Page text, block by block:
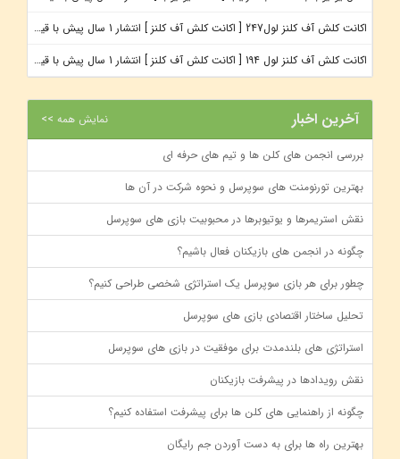
اکانت کلش آف کلنز لول247
[ اکانت کلش آف کلنز ] انتشار 1 سال پیش با قیمت : 2,100,000 تومان
اکانت کلش آف کلنز لول 194
[ اکانت کلش آف کلنز ] انتشار 1 سال پیش با قیمت : 600,000 تومان
آخرین اخبار نمایش همه >>
بررسی انجمن‌ های کلن‌ ها و تیم‌ های حرفه‌ ای
بهترین تورنومنت‌ های سوپرسل و نحوه شرکت در آن‌ ها
نقش استریمرها و یوتیوبرها در محبوبیت بازی‌ های سوپرسل
چگونه در انجمن‌ های بازیکنان فعال باشیم؟
چطور برای هر بازی سوپرسل یک استراتژی شخصی طراحی کنیم؟
تحلیل ساختار اقتصادی بازی ‌های سوپرسل
استراتژی ‌های بلندمدت برای موفقیت در بازی ‌های سوپرسل
نقش رویدادها در پیشرفت بازیکنان
چگونه از راهنمایی ‌های کلن ‌ها برای پیشرفت استفاده کنیم؟
بهترین راه‌ ها برای به دست آوردن جم رایگان